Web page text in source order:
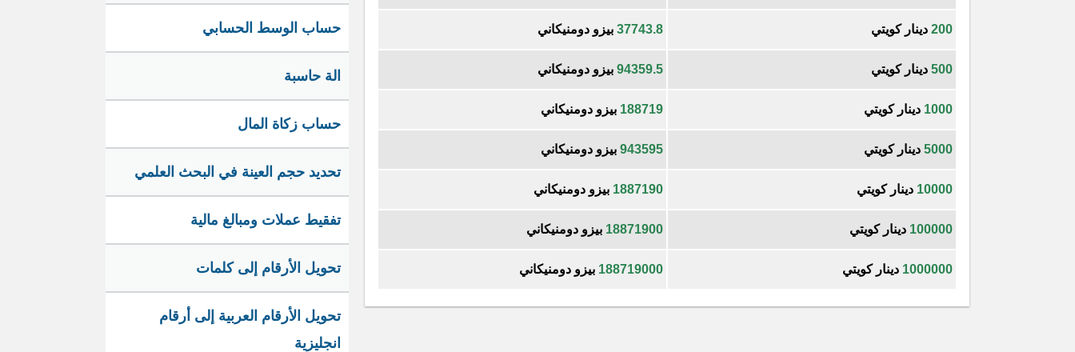
200 دينار كويتي 37743.8 بيزو دومنيكاني
500 دينار كويتي 94359.5 بيزو دومنيكاني
1000 دينار كويتي 188719 بيزو دومنيكاني
5000 دينار كويتي 943595 بيزو دومنيكاني
10000 دينار كويتي 1887190 بيزو دومنيكاني
100000 دينار كويتي 18871900 بيزو دومنيكاني
1000000 دينار كويتي 188719000 بيزو دومنيكاني
حساب الوسط الحسابي
الة حاسبة
حساب زكاة المال
تحديد حجم العينة في البحث العلمي
تفقيط عملات ومبالغ مالية
تحويل الأرقام إلى كلمات
تحويل الأرقام العربية إلى أرقام
انجليزية